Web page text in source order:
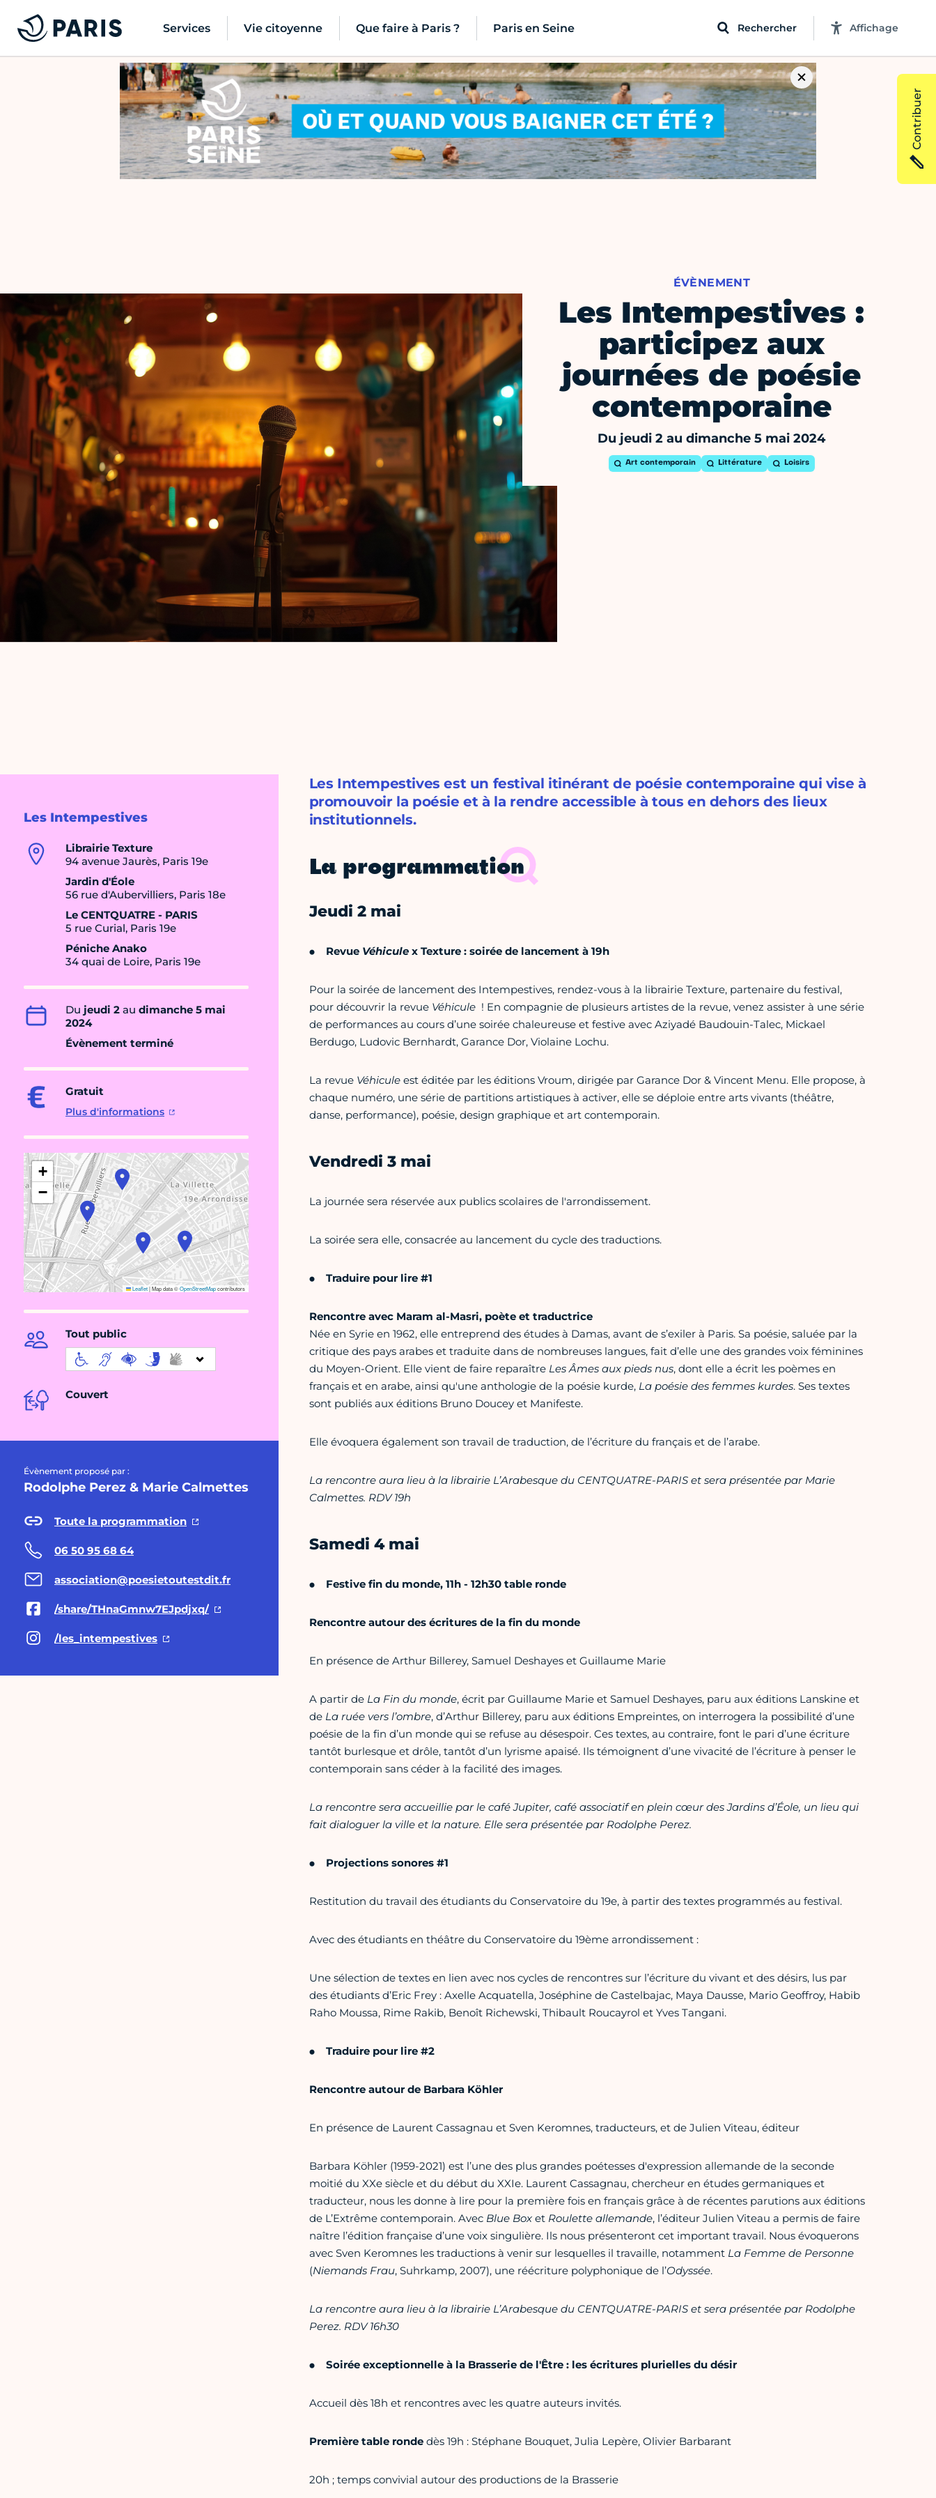
Services Vie citoyenne Que faire à Paris ? Paris en Seine Rechercher Affichage
ÉVÈNEMENT
Les Intempestives :
participez aux
journées de poésie
contemporaine
Du jeudi 2 au dimanche 5 mai 2024
Art contemporain Littérature Loisirs
Les Intempestives
Librairie Texture
94 avenue Jaurès, Paris 19e
Jardin d'Éole
56 rue d'Aubervilliers, Paris 18e
Le CENTQUATRE - PARIS
5 rue Curial, Paris 19e
Péniche Anako
34 quai de Loire, Paris 19e
Du jeudi 2 au dimanche 5 mai
2024
Évènement terminé
Gratuit
Plus d'informations
+
−
Leaflet|Map data ©OpenStreetMapcontributors
Tout public
Couvert
Évènement proposé par :
Rodolphe Perez & Marie Calmettes
Toute la programmation
06 50 95 68 64
association@poesietoutestdit.fr
/share/THnaGmnw7EJpdjxq/
/les_intempestives
Les Intempestives est un festival itinérant de poésie contemporaine qui vise à
promouvoir la poésie et à la rendre accessible à tous en dehors des lieux
institutionnels.
La programmation
Jeudi 2 mai
Revue Véhicule x Texture : soirée de lancement à 19h
Pour la soirée de lancement des Intempestives, rendez-vous à la librairie Texture, partenaire du festival,
pour découvrir la revue Véhicule! En compagnie de plusieurs artistes de la revue, venez assister à une série
de performances au cours d’une soirée chaleureuse et festive avec Aziyadé Baudouin-Talec, Mickael
Berdugo, Ludovic Bernhardt, Garance Dor, Violaine Lochu.
La revue Véhiculeest éditée par les éditions Vroum, dirigée par Garance Dor & Vincent Menu. Elle propose, à
chaque numéro, une série de partitions artistiques à activer, elle se déploie entre arts vivants (théâtre,
danse, performance), poésie, design graphique et art contemporain.
Vendredi 3 mai
La journée sera réservée aux publics scolaires de l'arrondissement.
La soirée sera elle, consacrée au lancement du cycle des traductions.
Traduire pour lire #1
Rencontre avec Maram al-Masri, poète et traductrice
Née en Syrie en 1962, elle entreprend des études à Damas, avant de s’exiler à Paris. Sa poésie, saluée par la
critique des pays arabes et traduite dans de nombreuses langues, fait d’elle une des grandes voix féminines
du Moyen-Orient. Elle vient de faire reparaître Les Âmes aux pieds nus, dont elle a écrit les poèmes en
français et en arabe, ainsi qu'une anthologie de la poésie kurde, La poésie des femmes kurdes. Ses textes
sont publiés aux éditions Bruno Doucey et Manifeste.
Elle évoquera également son travail de traduction, de l’écriture du français et de l’arabe.
La rencontre aura lieu à la librairie L’Arabesque du CENTQUATRE-PARIS et sera présentée par Marie
Calmettes. RDV 19h
Samedi 4 mai
Festive fin du monde, 11h - 12h30 table ronde
Rencontre autour des écritures de la fin du monde
En présence de Arthur Billerey, Samuel Deshayes et Guillaume Marie
A partir de La Fin du monde, écrit par Guillaume Marie et Samuel Deshayes, paru aux éditions Lanskine et
de La ruée vers l’ombre, d’Arthur Billerey, paru aux éditions Empreintes, on interrogera la possibilité d’une
poésie de la fin d’un monde qui se refuse au désespoir. Ces textes, au contraire, font le pari d’une écriture
tantôt burlesque et drôle, tantôt d’un lyrisme apaisé. Ils témoignent d’une vivacité de l’écriture à penser le
contemporain sans céder à la facilité des images.
La rencontre sera accueillie par le café Jupiter, café associatif en plein cœur des Jardins d’Éole, un lieu qui
fait dialoguer la ville et la nature. Elle sera présentée par Rodolphe Perez.
Projections sonores #1
Restitution du travail des étudiants du Conservatoire du 19e, à partir des textes programmés au festival.
Avec des étudiants en théâtre du Conservatoire du 19ème arrondissement :
Une sélection de textes en lien avec nos cycles de rencontres sur l’écriture du vivant et des désirs, lus par
des étudiants d’Eric Frey : Axelle Acquatella, Joséphine de Castelbajac, Maya Dausse, Mario Geoffroy, Habib
Raho Moussa, Rime Rakib, Benoît Richewski, Thibault Roucayrol et Yves Tangani.
Traduire pour lire #2
Rencontre autour de Barbara Köhler
En présence de Laurent Cassagnau et Sven Keromnes, traducteurs, et de Julien Viteau, éditeur
Barbara Köhler (1959-2021) est l’une des plus grandes poétesses d'expression allemande de la seconde
moitié du XXe siècle et du début du XXIe. Laurent Cassagnau, chercheur en études germaniques et
traducteur, nous les donne à lire pour la première fois en français grâce à de récentes parutions aux éditions
de L’Extrême contemporain. Avec Blue Boxet Roulette allemande, l’éditeur Julien Viteau a permis de faire
naître l’édition française d’une voix singulière. Ils nous présenteront cet important travail. Nous évoquerons
avec Sven Keromnes les traductions à venir sur lesquelles il travaille, notamment La Femme de Personne
(Niemands Frau, Suhrkamp, 2007), une réécriture polyphonique de l’Odyssée.
La rencontre aura lieu à la librairie L’Arabesque du CENTQUATRE-PARIS et sera présentée par Rodolphe
Perez. RDV 16h30
Soirée exceptionnelle à la Brasserie de l'Être : les écritures plurielles du désir
Accueil dès 18h et rencontres avec les quatre auteurs invités.
Première table rondedès 19h : Stéphane Bouquet, Julia Lepère, Olivier Barbarant
20h ; temps convivial autour des productions de la Brasserie
Contribuer